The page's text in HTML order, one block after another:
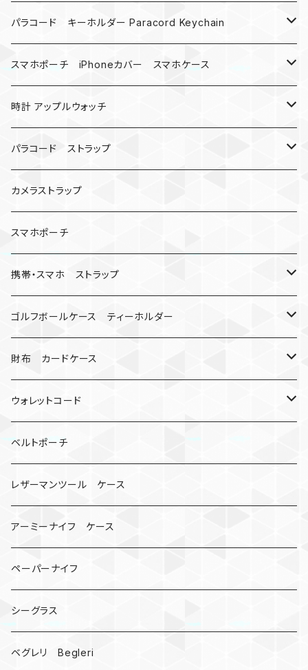
MAD MAX
バックル
バックル無し
シャックル
数珠
パラコード キーホルダー Paracord Keychain
ハロウィン
コンパス
ベルトループ
クボタン
キーケース
人形
忍者
ミイラ
キャンプ道具
ナット
レザーマン
マルチツール
オニヤンマ
ビーズ
手裏剣
クロス十字架
ドリームキャッチャー
スマホポーチ iPhoneカバー スマホケース
楽天ミニ ケース
iPhone
時計 アップルウォッチ
カナビラウォッチ
腕時計
アップルウォッチ
バックル
マッドマックス
パラコード ストラップ
サバイバルツール
カメラストラップ
スマホポーチ
携帯・スマホ ストラップ
ネックストラップ・ショルダーストラップ
ハンドストラップ
リングストラップ
ゴルフボールケース ティーホルダー
ゴルフマーカー
ゴルフボールケース
ティーホルダー
財布 カードケース
コインケース
チューブ
コインケース
紙
カードケース
ウォレットコード
2カラー
ベルトポーチ
レザーマンツール ケース
アーミーナイフ ケース
ペーパーナイフ
シーグラス
ベグレリ Begleri